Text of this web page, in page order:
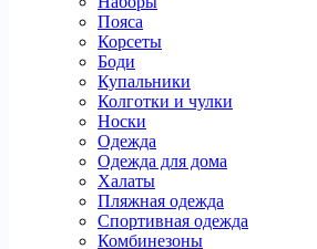
Пояса
Корсеты
Боди
Купальники
Колготки и чулки
Носки
Одежда
Одежда для дома
Халаты
Пляжная одежда
Спортивная одежда
Комбинезоны